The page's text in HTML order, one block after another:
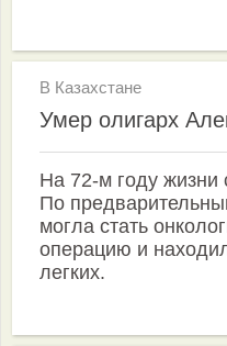
В Казахстане
Умер олигарх
На 72-м году жизни
По
могла стать
операцию и
легких.